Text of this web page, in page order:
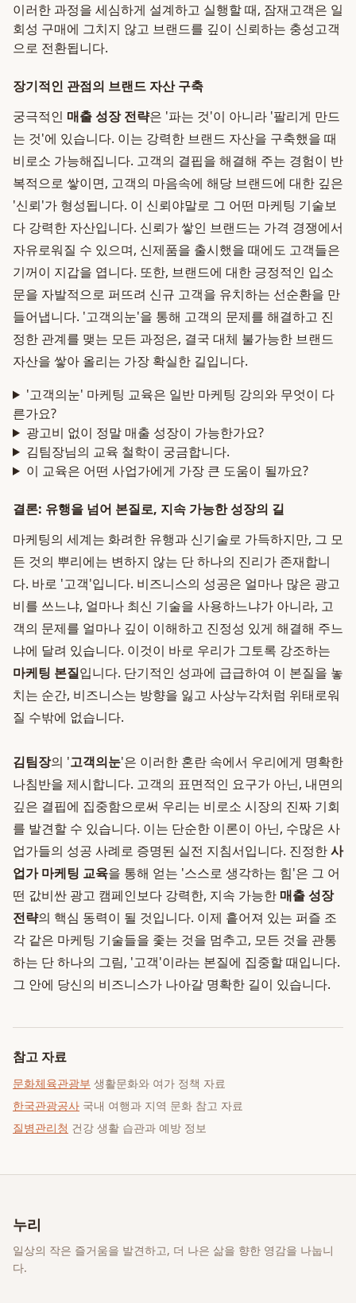
이러한 과정을 세심하게 설계하고 실행할 때, 잠재고객은 일
회성 구매에 그치지 않고 브랜드를 깊이 신뢰하는 충성고객
으로 전환됩니다.
장기적인 관점의 브랜드 자산 구축
궁극적인 매출 성장 전략은 '파는 것'이 아니라 '팔리게 만드
는 것'에 있습니다. 이는 강력한 브랜드 자산을 구축했을 때
비로소 가능해집니다. 고객의 결핍을 해결해 주는 경험이 반
복적으로 쌓이면, 고객의 마음속에 해당 브랜드에 대한 깊은
'신뢰'가 형성됩니다. 이 신뢰야말로 그 어떤 마케팅 기술보
다 강력한 자산입니다. 신뢰가 쌓인 브랜드는 가격 경쟁에서
자유로워질 수 있으며, 신제품을 출시했을 때에도 고객들은
기꺼이 지갑을 엽니다. 또한, 브랜드에 대한 긍정적인 입소
문을 자발적으로 퍼뜨려 신규 고객을 유치하는 선순환을 만
들어냅니다. '고객의눈'을 통해 고객의 문제를 해결하고 진
정한 관계를 맺는 모든 과정은, 결국 대체 불가능한 브랜드
자산을 쌓아 올리는 가장 확실한 길입니다.
'고객의눈' 마케팅 교육은 일반 마케팅 강의와 무엇이 다
른가요?
광고비 없이 정말 매출 성장이 가능한가요?
김팀장님의 교육 철학이 궁금합니다.
이 교육은 어떤 사업가에게 가장 큰 도움이 될까요?
결론: 유행을 넘어 본질로, 지속 가능한 성장의 길
마케팅의 세계는 화려한 유행과 신기술로 가득하지만, 그 모
든 것의 뿌리에는 변하지 않는 단 하나의 진리가 존재합니
다. 바로 '고객'입니다. 비즈니스의 성공은 얼마나 많은 광고
비를 쓰느냐, 얼마나 최신 기술을 사용하느냐가 아니라, 고
객의 문제를 얼마나 깊이 이해하고 진정성 있게 해결해 주느
냐에 달려 있습니다. 이것이 바로 우리가 그토록 강조하는
마케팅 본질입니다. 단기적인 성과에 급급하여 이 본질을 놓
치는 순간, 비즈니스는 방향을 잃고 사상누각처럼 위태로워
질 수밖에 없습니다.
김팀장의 '고객의눈'은 이러한 혼란 속에서 우리에게 명확한
나침반을 제시합니다. 고객의 표면적인 요구가 아닌, 내면의
깊은 결핍에 집중함으로써 우리는 비로소 시장의 진짜 기회
를 발견할 수 있습니다. 이는 단순한 이론이 아닌, 수많은 사
업가들의 성공 사례로 증명된 실전 지침서입니다. 진정한사
업가 마케팅 교육을 통해 얻는 '스스로 생각하는 힘'은 그 어
떤 값비싼 광고 캠페인보다 강력한, 지속 가능한 매출 성장
전략의 핵심 동력이 될 것입니다. 이제 흩어져 있는 퍼즐 조
각 같은 마케팅 기술들을 좇는 것을 멈추고, 모든 것을 관통
하는 단 하나의 그림, '고객'이라는 본질에 집중할 때입니다.
그 안에 당신의 비즈니스가 나아갈 명확한 길이 있습니다.
참고 자료
문화체육관광부 생활문화와 여가 정책 자료
한국관광공사 국내 여행과 지역 문화 참고 자료
질병관리청 건강 생활 습관과 예방 정보
누리
일상의 작은 즐거움을 발견하고, 더 나은 삶을 향한 영감을 나눕니
다.